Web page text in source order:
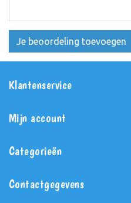
Je beoordeling toevoegen
Klantenservice
Mijn account
Categorieën
Contactgegevens